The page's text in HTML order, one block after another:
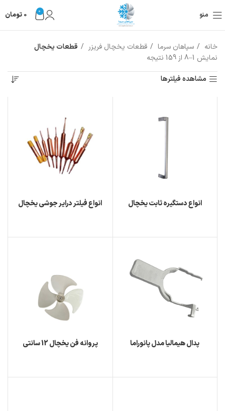
منو 0
0 تومان
خانه سپاهان سرما قطعات یخچال فریزر
قطعات یخچال
نمایش 1–8 از 159 نتیجه
مشاهده فیلترها
انواع دستگیره ثابت یخچال انواع فیلتر درایر جوشی یخچال
پدال هیمالیا مدل پانوراما پروانه فن یخچال 12 سانتی